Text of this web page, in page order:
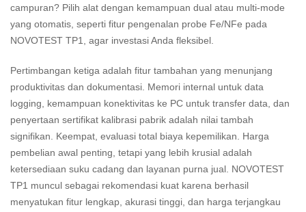
campuran? Pilih alat dengan kemampuan dual atau multi-mode
yang otomatis, seperti fitur pengenalan probe Fe/NFe pada
NOVOTEST TP1, agar investasi Anda fleksibel.
Pertimbangan ketiga adalah fitur tambahan yang menunjang
produktivitas dan dokumentasi. Memori internal untuk data
logging, kemampuan konektivitas ke PC untuk transfer data, dan
penyertaan sertifikat kalibrasi pabrik adalah nilai tambah
signifikan. Keempat, evaluasi total biaya kepemilikan. Harga
pembelian awal penting, tetapi yang lebih krusial adalah
ketersediaan suku cadang dan layanan purna jual. NOVOTEST
TP1 muncul sebagai rekomendasi kuat karena berhasil
menyatukan fitur lengkap, akurasi tinggi, dan harga terjangkau